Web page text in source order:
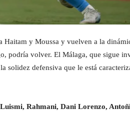
Haitam y Moussa y vuelven a la
podría volver. El Málaga, que sigue
solidez defensiva que le está
Rahmani, Dani Lorenzo,